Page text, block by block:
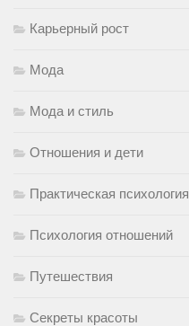
Карьерный рост
Мода
Мода и стиль
Отношения и дети
Практическая психология
Психология отношений
Путешествия
Секреты красоты